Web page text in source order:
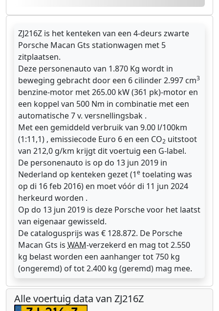
ZJ216Z is het kenteken van een 4-deurs zwarte
Porsche Macan Gts stationwagen met 5
zitplaatsen.
Deze personenauto van 1.870 Kg wordt in
beweging gebracht door een 6 cilinder 2.997 cm3
benzine-motor met 265.00 kW (361 pk)-motor en
een koppel van 500 Nm in combinatie met een
automatische 7 v. versnellingsbak .
Met een gemiddeld verbruik van 9.00 l/100km
(1:11,1) , emissiecode Euro 6 en een CO2 uitstoot
van 212,0 g/km krijgt dit voertuig een G-label.
De personenauto is op do 13 jun 2019 in
Nederland op kenteken gezet (1e toelating was
op di 16 feb 2016) en moet vóór di 11 jun 2024
herkeurd worden .
Op do 13 jun 2019 is deze Porsche voor het laatst
van eigenaar gewisseld.
De catalogusprijs was € 128.872. De Porsche
Macan Gts is WAM-verzekerd en mag tot 2.550
kg belast worden een aanhanger tot 750 kg
(ongeremd) of tot 2.400 kg (geremd) mag mee.
Alle voertuig data van ZJ216Z